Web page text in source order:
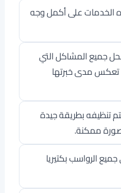
الخدمات على أكمل وجه
جميع المشاكل التي
تعكس مدى خبرتها
تنظيفه بطريقة جيدة
ممكنة.
الرواسب بكتيريا